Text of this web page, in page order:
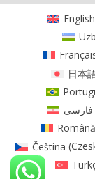
English
日本
فارسی
Română
Čeština (